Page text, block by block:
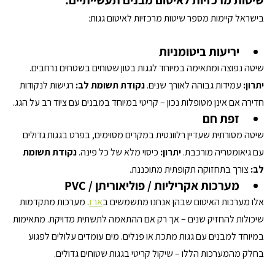
בישראל קיימות מספר שיטות מרכזיות לאיטום גגות:
יריעות ביטומניות
שיטה נפוצה ומתאימה במיוחד לגגות בטון שטוחים בשטחים נרחבים.
יתרון: עמידות גבוהה לאורך שנים. נקודת תשומת לב: רגישות לנקודות
חדירה אם אינן מטופלות נכון – קריטי במיוחד במבנים עם ציוד רב על הגג.
זפת חם
שיטה מסורתית שעדיין רלוונטית במקרים מסוימים, בפרט בגגות גדולים
עם גיאומטריה מורכבת. יתרון: כיסוי מלא של כל פינה. נקודת תשומת
לב: צורך בתחזוקה תקופתית מתוכננת.
מערכות אקריליות / פוליאוריתן / PVC
אלו מערכות האיטום שבהן אנחנו מתשמשים בארז. מערכות מתקדמות
שיכולות להחזיק שנים – אך רק אם ההתאמה לתשתית מדויקת. מתאימות
במיוחד למבנים עם גגות מתכת או פנלים. מים עומדים עלולים לפגוע
בחלק מהמערכות הללו – שיקול קריטי בגגות שטוחים גדולים.